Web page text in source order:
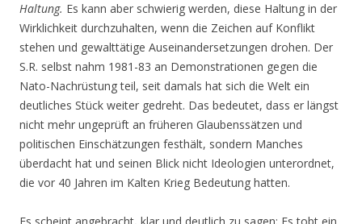
Haltung. Es kann aber schwierig werden, diese Haltung in der
Wirklichkeit durchzuhalten, wenn die Zeichen auf Konflikt
stehen und gewalttätige Auseinandersetzungen drohen. Der
S.R. selbst nahm 1981-83 an Demonstrationen gegen die
Nato-Nachrüstung teil, seit damals hat sich die Welt ein
deutliches Stück weiter gedreht. Das bedeutet, dass er längst
nicht mehr ungeprüft an früheren Glaubenssätzen und
politischen Einschätzungen festhält, sondern Manches
überdacht hat und seinen Blick nicht Ideologien unterordnet,
die vor 40 Jahren im Kalten Krieg Bedeutung hatten.